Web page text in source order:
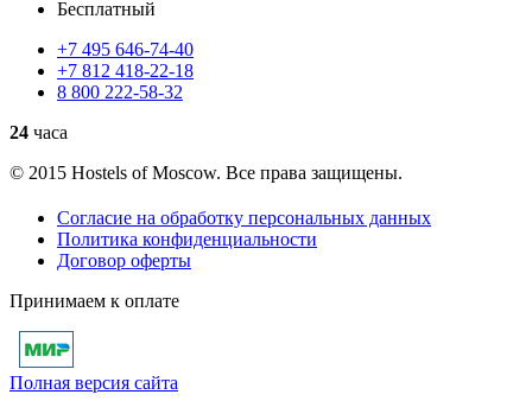
Бесплатный
+7 495 646-74-40
+7 812 418-22-18
8 800 222-58-32
24 часа
© 2015 Hostels of Moscow. Все права защищены.
Согласие на обработку персональных данных
Политика конфиденциальности
Договор оферты
Принимаем к оплате
Полная версия сайта